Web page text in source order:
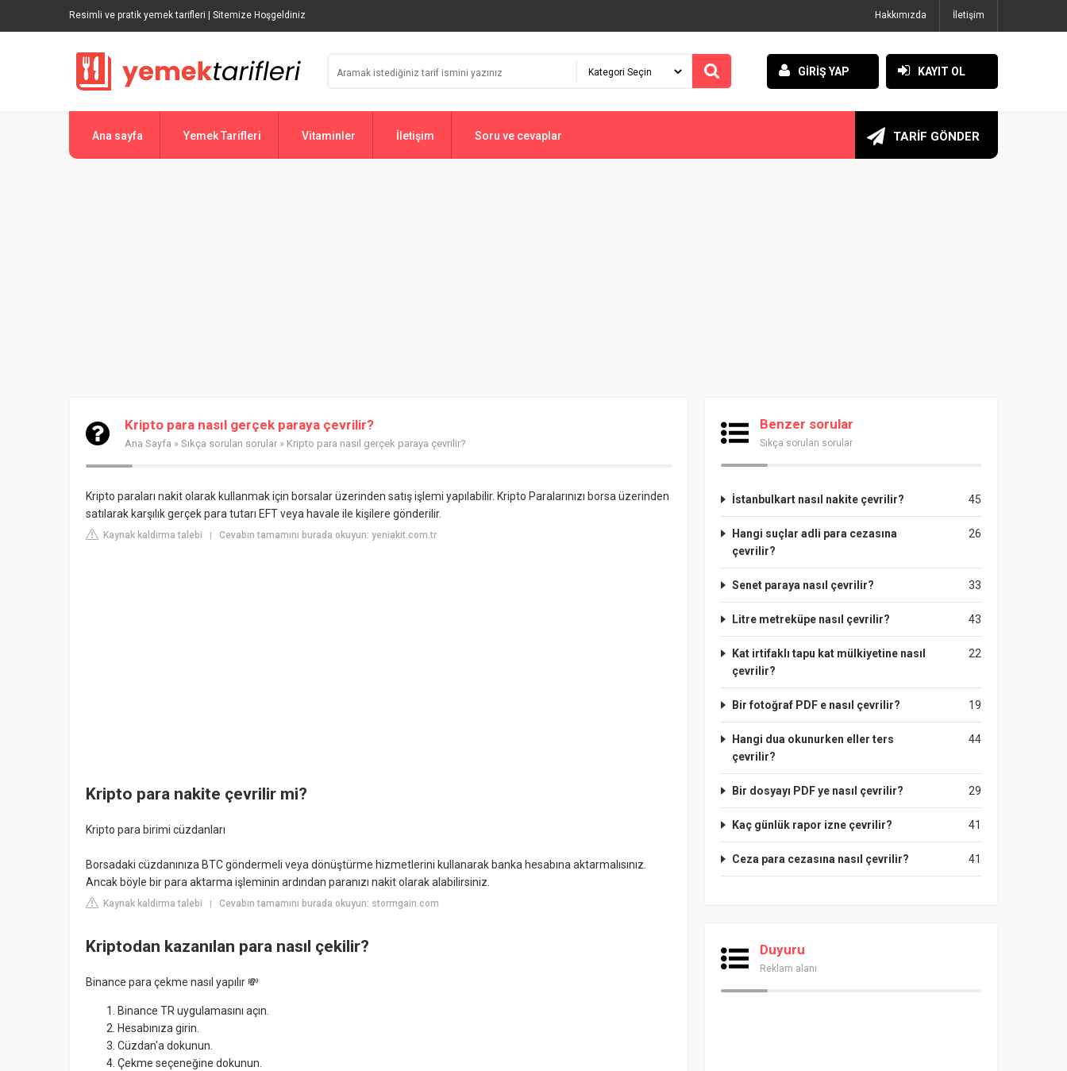
Resimli ve pratik yemek tarifleri | Sitemize Hoşgeldiniz Hakkımızda İletişim
GİRİŞ YAP KAYIT OL
Ana sayfa Yemek Tarifleri Vitaminler İletişim Soru ve cevaplar TARİF GÖNDER
Kripto para nasıl gerçek paraya çevrilir?
Ana Sayfa » Sıkça sorulan sorular » Kripto para nasıl gerçek paraya çevrilir?
Kripto paraları nakit olarak kullanmak için borsalar üzerinden satış işlemi yapılabilir. Kripto Paralarınızı borsa üzerinden
satılarak karşılık gerçek para tutarı EFT veya havale ile kişilere gönderilir.
Kaynak kaldırma talebi | Cevabın tamamını burada okuyun: yeniakit.com.tr
Kripto para nakite çevrilir mi?
Kripto para birimi cüzdanları
Borsadaki cüzdanınıza BTC göndermeli veya dönüştürme hizmetlerini kullanarak banka hesabına aktarmalısınız.
Ancak böyle bir para aktarma işleminin ardından paranızı nakit olarak alabilirsiniz.
Kaynak kaldırma talebi Cevabın tamamını burada okuyun: stormgain.com
Kriptodan kazanılan para nasıl çekilir?
Binance para çekme nasıl yapılır 💸
Binance TR uygulamasını açın.
Hesabınıza girin.
Cüzdan'a dokunun.
Çekme seçeneğine dokunun.
Benzer sorular
Sıkça sorulan sorular
45
İstanbulkart nasıl nakite çevrilir?
26
Hangi suçlar adli para cezasına
çevrilir?
33
Senet paraya nasıl çevrilir?
43
Litre metreküpe nasıl çevrilir?
22
Kat irtifaklı tapu kat mülkiyetine nasıl
çevrilir?
19
Bir fotoğraf PDF e nasıl çevrilir?
44
Hangi dua okunurken eller ters
çevrilir?
29
Bir dosyayı PDF ye nasıl çevrilir?
41
Kaç günlük rapor izne çevrilir?
41
Ceza para cezasına nasıl çevrilir?
Duyuru
Reklam alanı